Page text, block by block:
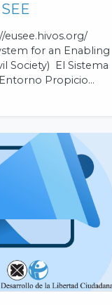
eusee.hivos.org/
for an Enabling
Society) El Sistema
Propicio…